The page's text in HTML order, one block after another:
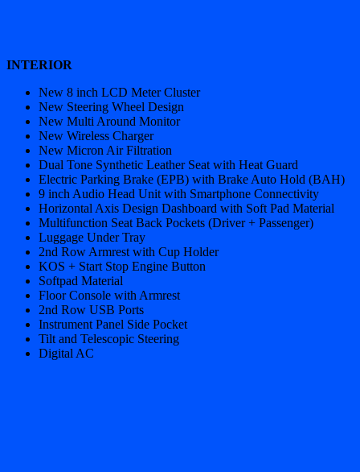
INTERIOR
New 8 inch LCD Meter Cluster
New Steering Wheel Design
New Multi Around Monitor
New Wireless Charger
New Micron Air Filtration
Dual Tone Synthetic Leather Seat with Heat Guard
Electric Parking Brake (EPB) with Brake Auto Hold (BAH)
9 inch Audio Head Unit with Smartphone Connectivity
Horizontal Axis Design Dashboard with Soft Pad Material
Multifunction Seat Back Pockets (Driver + Passenger)
Luggage Under Tray
2nd Row Armrest with Cup Holder
KOS + Start Stop Engine Button
Softpad Material
Floor Console with Armrest
2nd Row USB Ports
Instrument Panel Side Pocket
Tilt and Telescopic Steering
Digital AC